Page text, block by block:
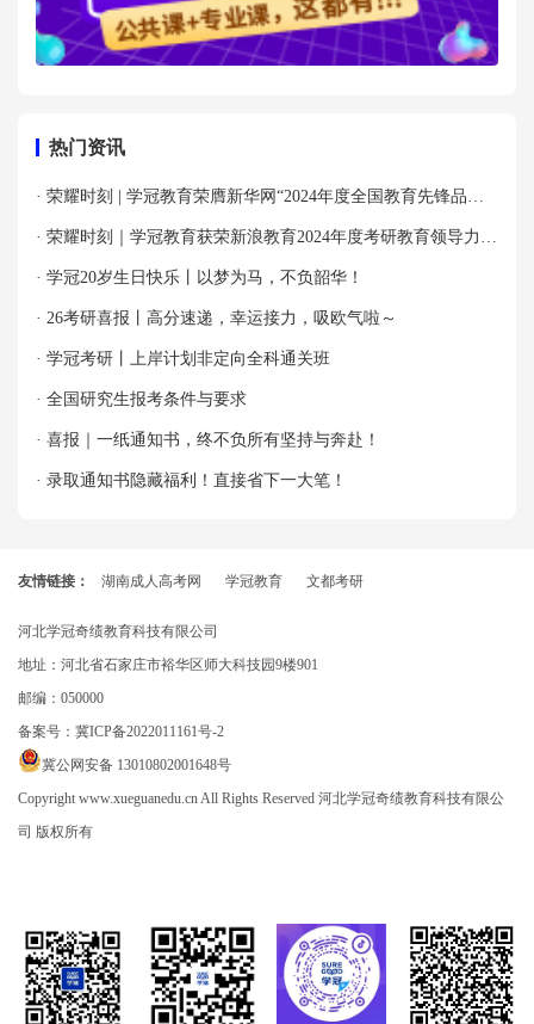
热门资讯
· 荣耀时刻 | 学冠教育荣膺新华网“2024年度全国教育先锋品牌
优秀案例”殊荣！
· 荣耀时刻｜学冠教育获荣新浪教育2024年度考研教育领导力品
牌！
· 学冠20岁生日快乐丨以梦为马，不负韶华！
· 26考研喜报丨高分速递，幸运接力，吸欧气啦～
· 学冠考研丨上岸计划非定向全科通关班
· 全国研究生报考条件与要求
· 喜报｜一纸通知书，终不负所有坚持与奔赴！
· 录取通知书隐藏福利！直接省下一大笔！
友情链接： 湖南成人高考网 学冠教育 文都考研
河北学冠奇绩教育科技有限公司
地址：河北省石家庄市裕华区师大科技园9楼901
邮编：050000
备案号： 冀ICP备2022011161号-2
冀公网安备 13010802001648号
Copyright www.xueguanedu.cn All Rights Reserved 河北学冠奇绩教育科技有限公
司 版权所有